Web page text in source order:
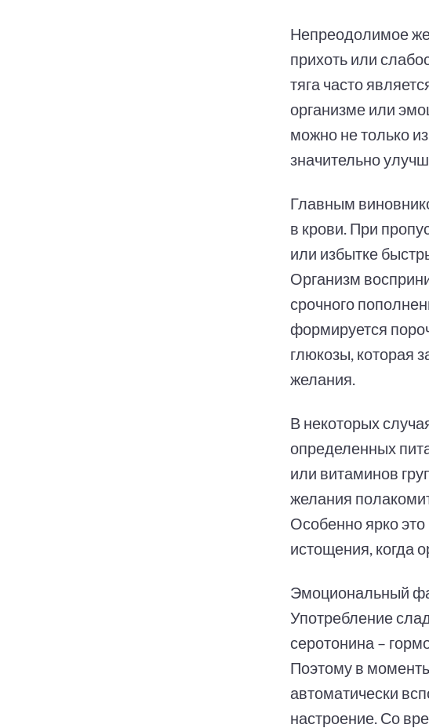
Непреодолимое
прихоть или
тяга часто
организме или
можно не только
значительно
Главным
в крови. При
или избытке
Организм
срочного
формируется
глюкозы, которая
желания.
В некоторых
определенных
или витаминов
желания
Особенно ярко
истощения, когда
Эмоциональный
Употребление
серотонина –
Поэтому в моменты
автоматически
настроение. Со